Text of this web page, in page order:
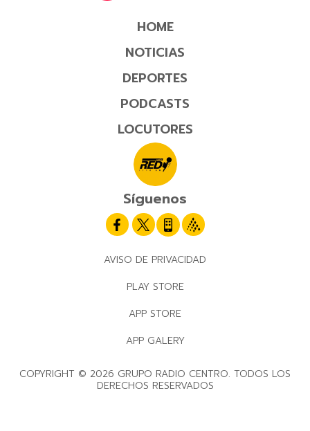
HOME
NOTICIAS
DEPORTES
PODCASTS
LOCUTORES
Síguenos
AVISO DE PRIVACIDAD
PLAY STORE
APP STORE
APP GALERY
COPYRIGHT © 2026 GRUPO RADIO CENTRO. TODOS LOS
DERECHOS RESERVADOS